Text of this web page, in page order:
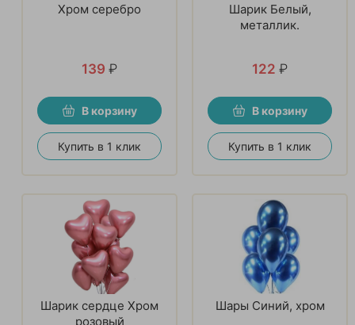
Хром серебро
139 ₽
В корзину
Купить в 1 клик
Шарик Белый,
металлик.
122 ₽
В корзину
Купить в 1 клик
Шарик сердце Хром
розовый
Шары Синий, хром